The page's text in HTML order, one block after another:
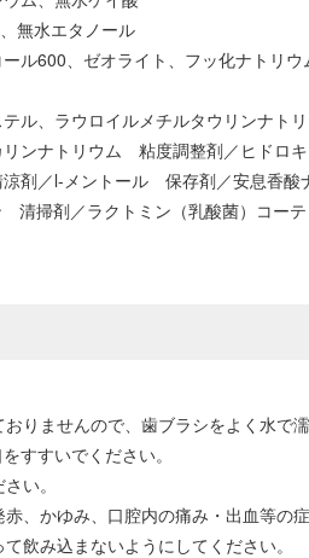
無水エタノール
ル600、ゼオライト、フッ化ナトリウ
ル、ラウロイルメチルタウリンナト
ンナトリウム 粘度調整剤／ヒドロ
剤／l-メントール 保存剤／安息香酸
清掃剤／ラクトミン（乳酸菌）コー
りませんので、歯ブラシをよく水で
すすいでください。
い。
、かゆみ、口腔内の痛み・出血等
飲み込まないようにしてください。